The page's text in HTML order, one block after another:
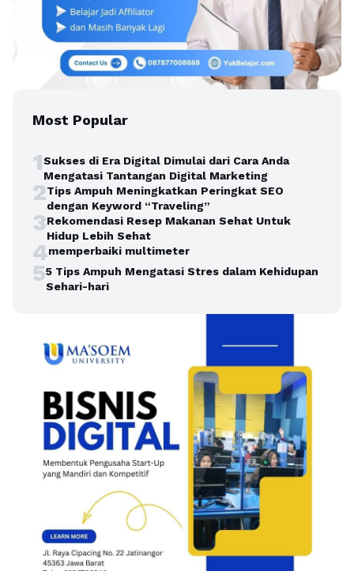
Most Popular
1Sukses di Era Digital Dimulai dari Cara Anda
Mengatasi Tantangan Digital Marketing
2Tips Ampuh Meningkatkan Peringkat SEO
dengan Keyword “Traveling”
3Rekomendasi Resep Makanan Sehat Untuk
Hidup Lebih Sehat
4memperbaiki multimeter
55 Tips Ampuh Mengatasi Stres dalam Kehidupan
Sehari-hari